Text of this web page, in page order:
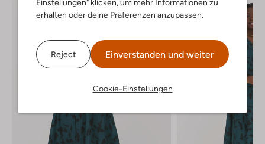
Einstellungen" klicken, um mehr Informationen zu
erhalten oder deine Präferenzen anzupassen.
Reject Einverstanden und weiter
Cookie-Einstellungen